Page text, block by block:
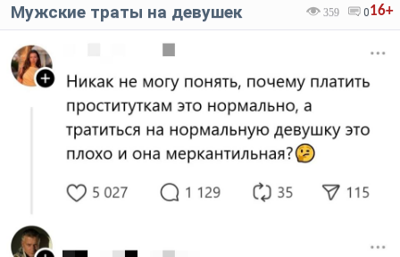
16+
359 0
Мужские траты на девушек